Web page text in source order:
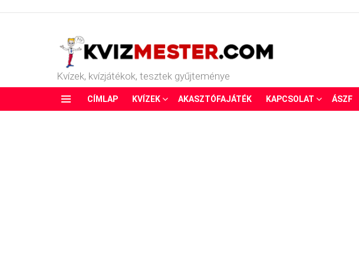
Kvízek, kvízjátékok, tesztek gyűjteménye
CÍMLAP KVÍZEK AKASZTÓFAJÁTÉK KAPCSOLAT ÁSZF